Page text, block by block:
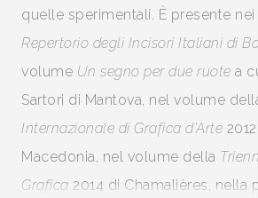
quelle sperimentali. È presente
Repertorio degli Incisori Italiani di
volume Un segno per due ruote a
Sartori di Mantova, nel volume
Internazionale di Grafica d'Arte
Macedonia, nel volume della
Grafica 2014 di Chamalières, nella